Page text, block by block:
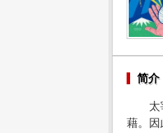
简介
太
藉。因